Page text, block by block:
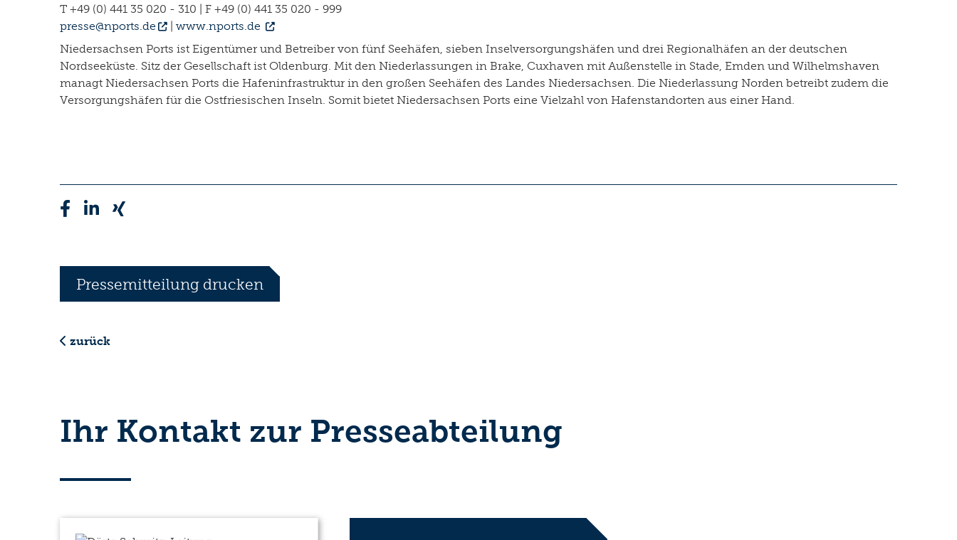
T +49 (0) 441 35 020 - 310 | F +49 (0) 441 35 020 - 999
presse@nports.de
| www.nports.de
Niedersachsen Ports ist Eigentümer und Betreiber von fünf Seehäfen, sieben Inselversorgungshäfen und drei Regionalhäfen an der deutschen
Nordseeküste. Sitz der Gesellschaft ist Oldenburg. Mit den Niederlassungen in Brake, Cuxhaven mit Außenstelle in Stade, Emden und Wilhelmshaven
managt Niedersachsen Ports die Hafeninfrastruktur in den großen Seehäfen des Landes Niedersachsen. Die Niederlassung Norden betreibt zudem die
Versorgungshäfen für die Ostfriesischen Inseln. Somit bietet Niedersachsen Ports eine Vielzahl von Hafenstandorten aus einer Hand.
Pressemitteilung drucken
zurück
Ihr Kontakt zur Presseabteilung